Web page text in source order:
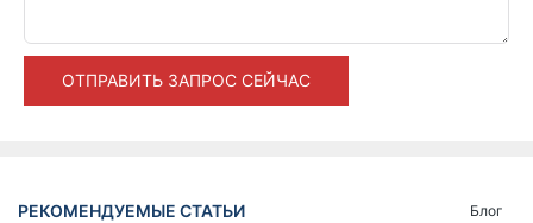
ОТПРАВИТЬ ЗАПРОС СЕЙЧАС
РЕКОМЕНДУЕМЫЕ СТАТЬИ Блог